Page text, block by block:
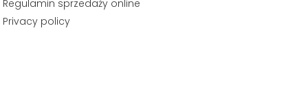
Regulamin sprzedaży online
Privacy policy